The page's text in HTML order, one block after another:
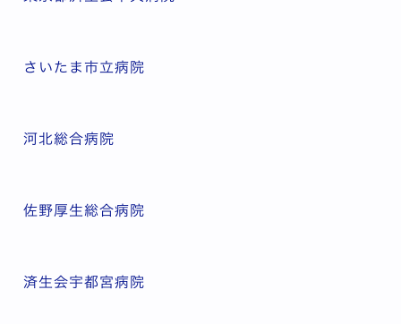
さいたま市立病院
河北総合病院
佐野厚生総合病院
済生会宇都宮病院